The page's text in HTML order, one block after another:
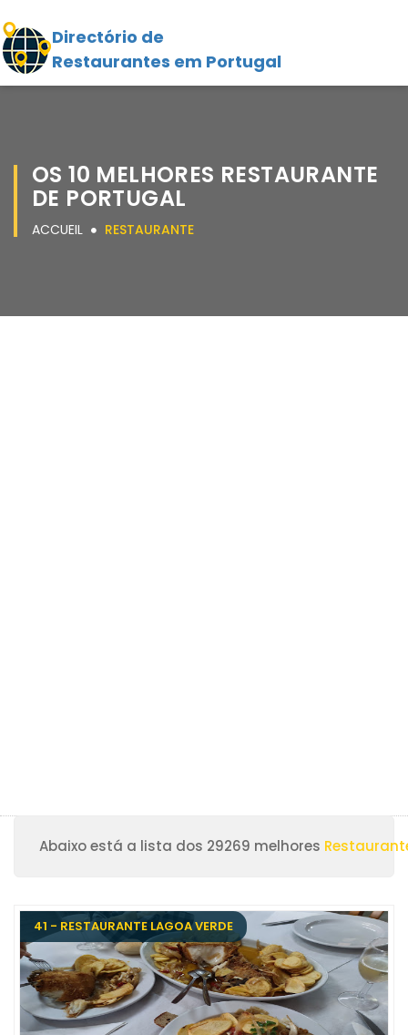
Directório de
Restaurantes em Portugal
OS 10 MELHORES RESTAURANTE
DE PORTUGAL
ACCUEIL RESTAURANTE
Abaixo está a lista dos 29269 melhores
41 - RESTAURANTE LAGOA VERDE